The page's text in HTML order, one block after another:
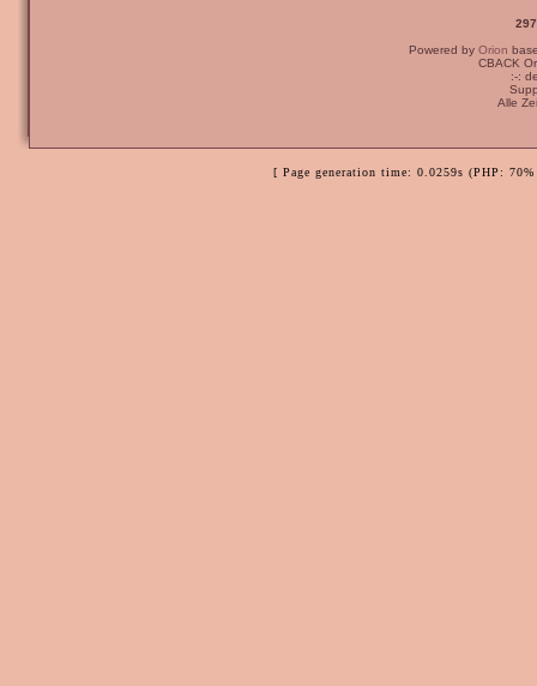
Powered by Orion
CBACK
:-:
Alle
[ Page generation time: 0.0259s (PHP: